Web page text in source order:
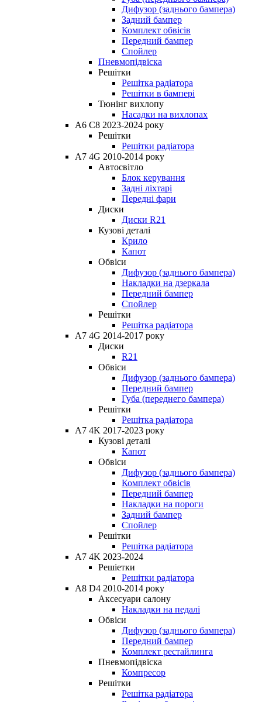
Дифузор (заднього бампера)
Задний бампер
Комплект обвісів
Передний бампер
Спойлер
Пневмопідвіска
Решітки
Решітка радіатора
Решітки в бампері
Тюнінг вихлопу
Насадки на вихлопах
A6 C8 2023-2024 року
Решітки
Решітки радіатора
A7 4G 2010-2014 року
Автосвітло
Блок керування
Задні ліхтарі
Передні фари
Диски
Диски R21
Кузові деталі
Крило
Капот
Обвіси
Дифузор (заднього бампера)
Накладки на дзеркала
Передний бампер
Спойлер
Решітки
Решітка радіатора
A7 4G 2014-2017 року
Диски
R21
Обвіси
Дифузор (заднього бампера)
Передний бампер
Губа (переднего бампера)
Решітки
Решітка радіатора
A7 4K 2017-2023 року
Кузові деталі
Капот
Обвіси
Дифузор (заднього бампера)
Комплект обвісів
Передний бампер
Накладки на пороги
Задний бампер
Спойлер
Решітки
Решітка радіатора
A7 4K 2023-2024
Решіетки
Решітки радіатора
A8 D4 2010-2014 року
Аксесуари салону
Накладки на педалі
Обвіси
Дифузор (заднього бампера)
Передний бампер
Комплект рестайлинга
Пневмопідвіска
Компресор
Решітки
Решітка радіатора